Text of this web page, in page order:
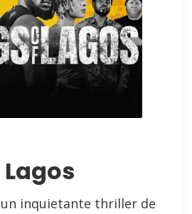
inquietante thriller de